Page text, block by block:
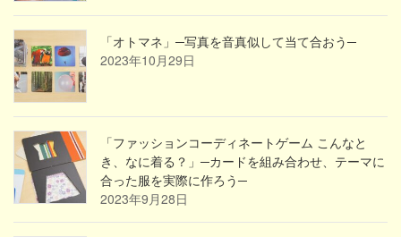
「オトマネ」─写真を音真似して当て合おう─
2023年10月29日
「ファッションコーディネートゲーム こんなと
き、なに着る？」─カードを組み合わせ、テーマに
合った服を実際に作ろう─
2023年9月28日